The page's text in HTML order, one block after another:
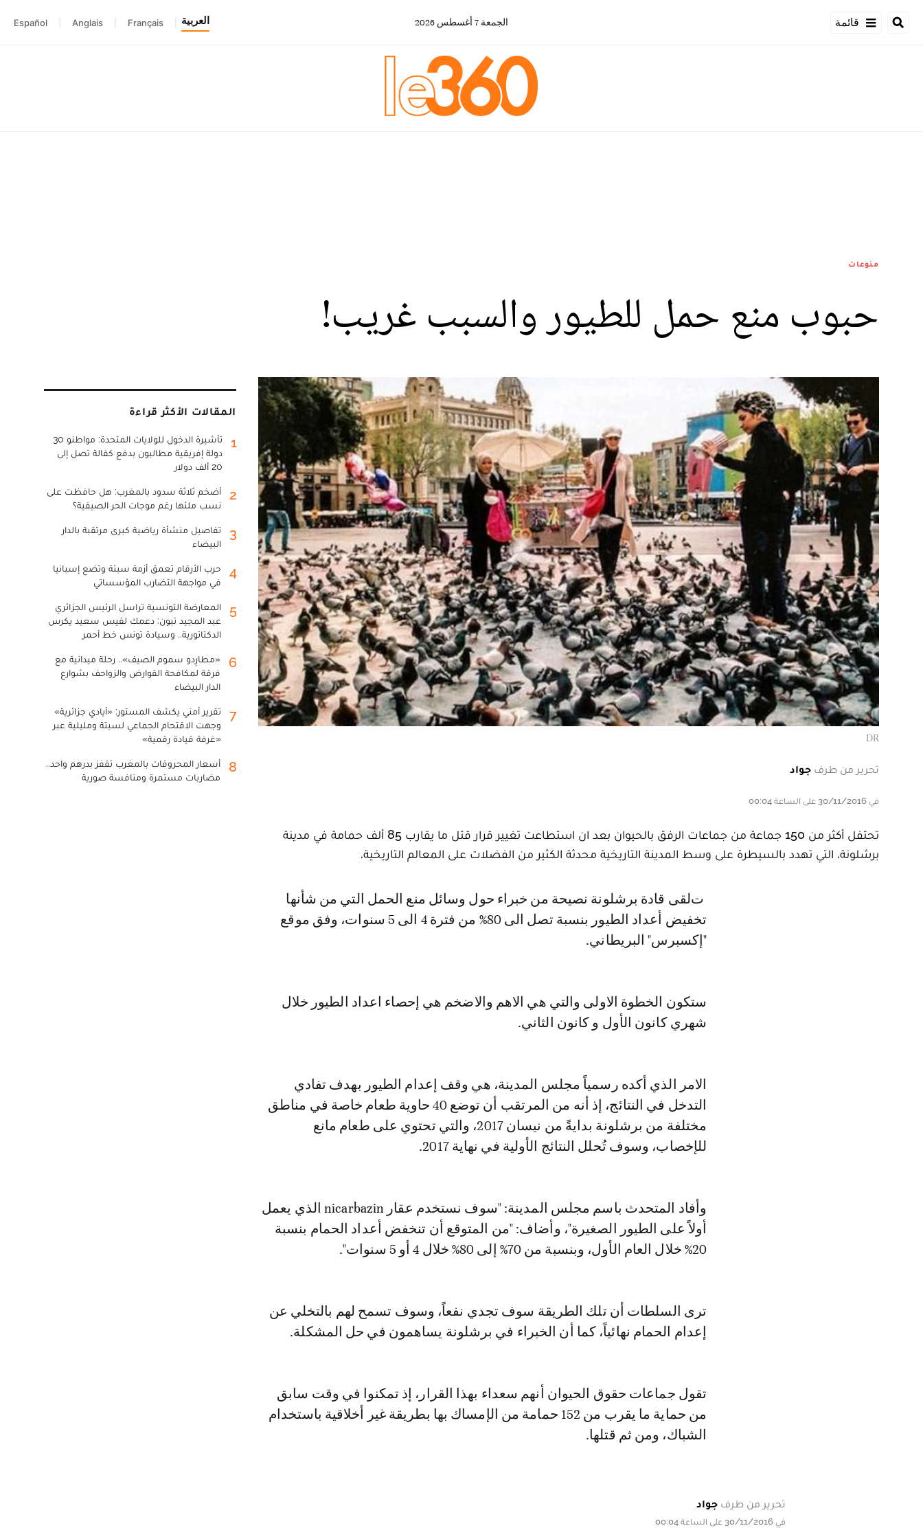
قائمة الجمعة 7 أغسطس 2026 العربية Français
Anglais
Español
منوعات
حبوب منع حمل للطيور والسبب غريب!
DR
تحرير من طرف جواد
في 30/11/2016 على الساعة 00:04
تحتفل أكثر من 150 جماعة من جماعات الرفق بالحيوان بعد ان استطاعت تغيير قرار قتل ما يقارب 85 ألف حمامة في مدينة
برشلونة، التي تهدد بالسيطرة على وسط المدينة التاريخية محدثة الكثير من الفضلات على المعالم التاريخية.
تلقى قادة برشلونة نصيحة من خبراء حول وسائل منع الحمل التي من شأنها
تخفيض أعداد الطيور بنسبة تصل الى 80% من فترة 4 الى 5 سنوات، وفق موقع
"إكسبرس" البريطاني.
ستكون الخطوة الاولى والتي هي الاهم والاضخم هي إحصاء اعداد الطيور خلال
شهري كانون الأول و كانون الثاني.
الامر الذي أكده رسمياً مجلس المدينة، هي وقف إعدام الطيور بهدف تفادي
التدخل في النتائج، إذ أنه من المرتقب أن توضع 40 حاوية طعام خاصة في مناطق
مختلفة من برشلونة بدايةً من نيسان 2017، والتي تحتوي على طعام مانع
للإخصاب، وسوف تُحلل النتائج الأولية في نهاية 2017.
وأفاد المتحدث باسم مجلس المدينة: "سوف نستخدم عقار nicarbazin الذي يعمل
أولاً على الطيور الصغيرة"، وأضاف: "من المتوقع أن تنخفض أعداد الحمام بنسبة
20% خلال العام الأول، وبنسبة من 70% إلى 80% خلال 4 أو 5 سنوات".
ترى السلطات أن تلك الطريقة سوف تجدي نفعاً، وسوف تسمح لهم بالتخلي عن
إعدام الحمام نهائياً، كما أن الخبراء في برشلونة يساهمون في حل المشكلة.
تقول جماعات حقوق الحيوان أنهم سعداء بهذا القرار، إذ تمكنوا في وقت سابق
من حماية ما يقرب من 152 حمامة من الإمساك بها بطريقة غير أخلاقية باستخدام
الشباك، ومن ثم قتلها.
تحرير من طرف جواد
في 30/11/2016 على الساعة 00:04
المقالات الأكثر قراءة
1
تأشيرة الدخول للولايات المتحدة: مواطنو 30
دولة إفريقية مطالبون بدفع كفالة تصل إلى
20 ألف دولار
2
أضخم ثلاثة سدود بالمغرب: هل حافظت على
نسب ملئها رغم موجات الحر الصيفية؟
3
تفاصيل منشأة رياضية كبرى مرتقبة بالدار
البيضاء
4
حرب الأرقام تعمق أزمة سبتة وتضع إسبانيا
في مواجهة التضارب المؤسساتي
5
المعارضة التونسية تراسل الرئيس الجزائري
عبد المجيد تبون: دعمك لقيس سعيد يكرس
الدكتاتورية.. وسيادة تونس خط أحمر
6
«مطارِدو سموم الصيف».. رحلة ميدانية مع
فرقة لمكافحة القوارض والزواحف بشوارع
الدار البيضاء
7
تقرير أمني يكشف المستور: «أيادي جزائرية»
وجهت الاقتحام الجماعي لسبتة ومليلية عبر
«غرفة قيادة رقمية»
8
أسعار المحروقات بالمغرب تقفز بدرهم واحد..
مضاربات مستمرة ومنافسة صورية